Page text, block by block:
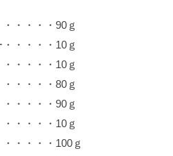
・・・・90ｇ
・・・・10ｇ
・・・・10ｇ
・・・・80ｇ
・・・・90ｇ
・・・・10ｇ
・・・・100ｇ